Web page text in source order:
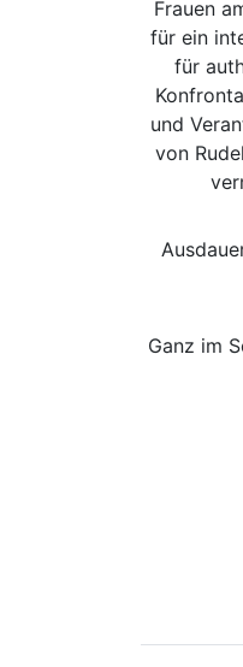
Frauen
für ein
für
und
von
Ganz im